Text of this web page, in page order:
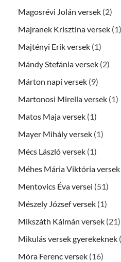
Magosrévi Jolán versek (2)
Majranek Krisztina versek (1)
Majtényi Erik versek (1)
Mándy Stefánia versek (2)
Márton napi versek (9)
Martonosi Mirella versek (1)
Matos Maja versek (1)
Mayer Mihály versek (1)
Mécs László versek (1)
Méhes Mária Viktória versek
Mentovics Éva versei (51)
Mészely József versek (1)
Mikszáth Kálmán versek (21)
Mikulás versek gyerekeknek
Móra Ferenc versek (16)